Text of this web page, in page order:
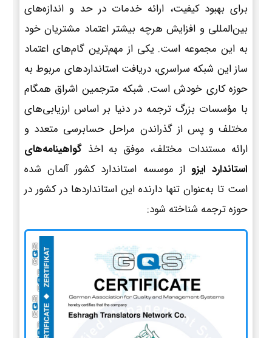
برای بهبود کیفیت، ارائه خدمات در حد و اندازه‌های
بین‌المللی و افزایش هرچه بیشتر اعتماد مشتریان خود
به این مجموعه است. یکی از مهم‌ترین گام‌های اعتماد
ساز این شبکه سراسری، دریافت استانداردهای مربوط به
حوزه کاری خودش است. شبکه مترجمین اشراق همگام
با مؤسسات بزرگ ترجمه در دنیا بر اساس ارزیابی‌های
مختلف و پس از گذراندن مراحل حسابرسی متعدد و
ارائه مستندات مختلف، موفق به اخذ گواهینامه‌های
استاندارد ایزو از موسسه استاندارد کشور آلمان شده
است تا به‌عنوان تنها دارنده این استانداردها در کشور در
حوزه ترجمه شناخته شود: